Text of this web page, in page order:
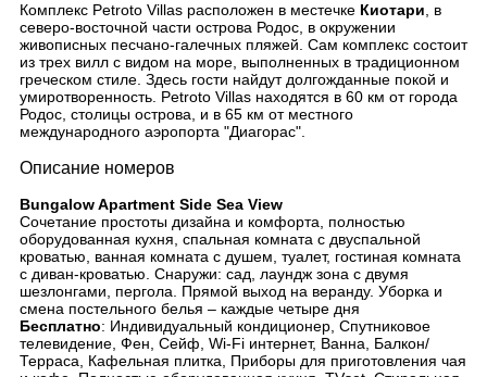
Комплекс Petroto Villas расположен в местечке Киотари , в
северо-восточной части острова Родос, в окружении
живописных песчано-галечных пляжей. Сам комплекс состоит
из трех вилл с видом на море, выполненных в традиционном
греческом стиле. Здесь гости найдут долгожданные покой и
умиротворенность. Petroto Villas находятся в 60 км от города
Родос, столицы острова, и в 65 км от местного
международного аэропорта "Диагорас".
Описание номеров
Bungalow Apartment Side Sea View
Сочетание простоты дизайна и комфорта, полностью
оборудованная кухня, спальная комната с двуспальной
кроватью, ванная комната с душем, туалет, гостиная комната
с диван-кроватью. Снаружи: сад, лаундж зона с двумя
шезлонгами, пергола. Прямой выход на веранду. Уборка и
смена постельного белья – каждые четыре дня
Бесплатно: Индивидуальный кондиционер, Спутниковое
телевидение, Фен, Сейф, Wi-Fi интернет, Ванна, Балкон/
Терраса, Кафельная плитка, Приборы для приготовления чая